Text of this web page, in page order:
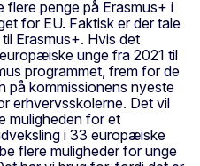
penge på Erasmus+ i
for EU. Faktisk er der tale
Erasmus+. Hvis det
unge fra 2021 til
programmet, frem for de
på kommissionens nyeste
erhvervsskolerne. Det vil
muligheden for et
i 33 europæiske
flere muligheder for unge